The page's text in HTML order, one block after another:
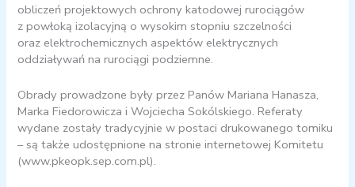
obliczeń projektowych ochrony katodowej rurociągów
z powłoką izolacyjną o wysokim stopniu szczelności
oraz elektrochemicznych aspektów elektrycznych
oddziaływań na rurociągi podziemne.
Obrady prowadzone były przez Panów Mariana Hanasza,
Marka Fiedorowicza i Wojciecha Sokólskiego. Referaty
wydane zostały tradycyjnie w postaci drukowanego tomiku
– są także udostępnione na stronie internetowej Komitetu
(www.pkeopk.sep.com.pl).